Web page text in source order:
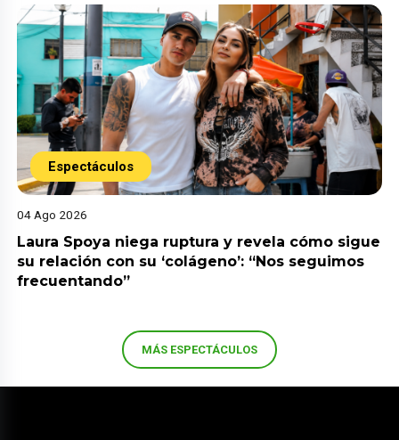
Espectáculos
04 Ago 2026
Laura Spoya niega ruptura y revela cómo sigue
su relación con su ‘colágeno’: “Nos seguimos
frecuentando”
MÁS ESPECTÁCULOS